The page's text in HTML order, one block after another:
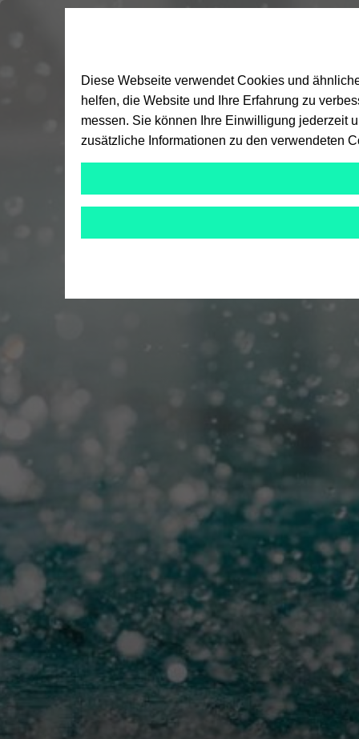
Diese Webseite verwendet Cookies und
helfen, die Website und Ihre Erfahrung zu
messen. Sie können Ihre Einwilligung jederzeit
zusätzliche Informationen zu den verwendeten